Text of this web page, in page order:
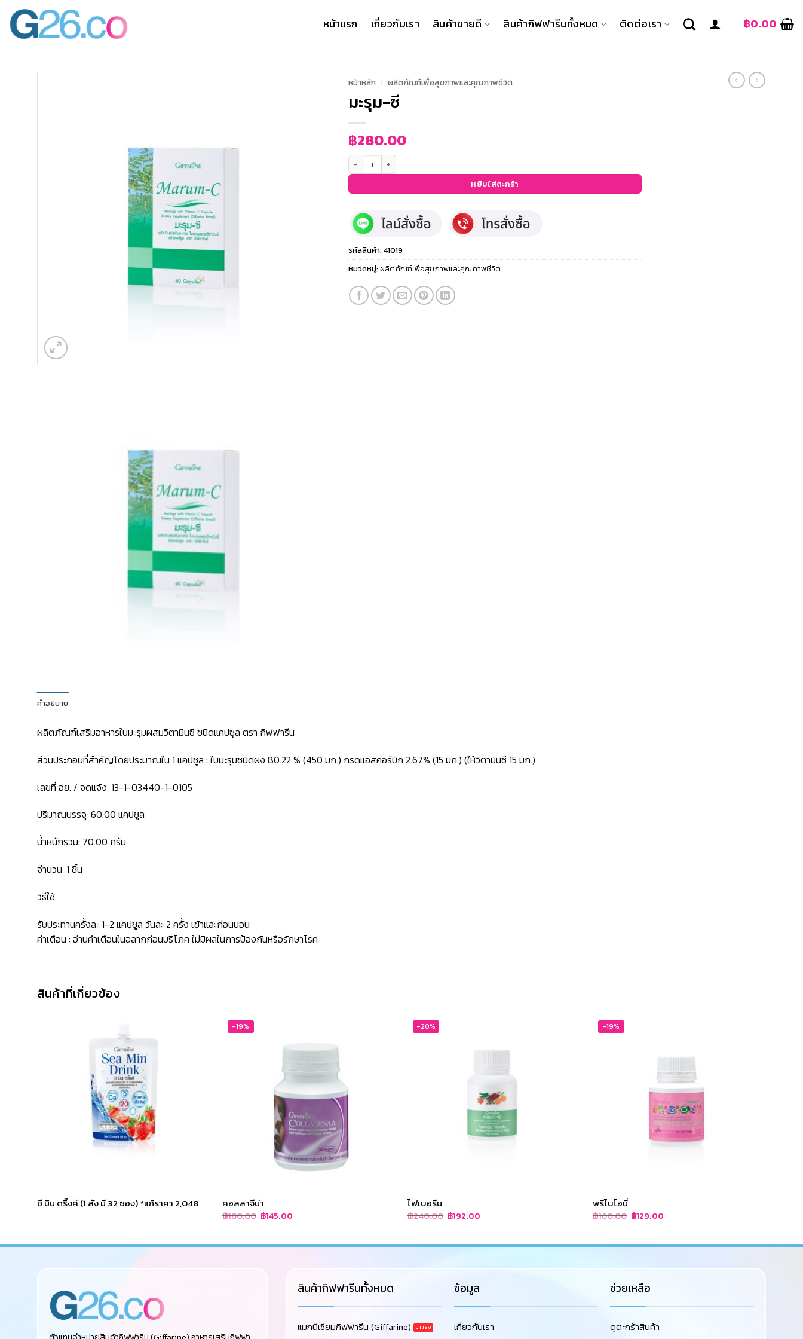
เนื้อหา
หน้าแรก เกี่ยวกับเรา สินค้าขายดี สินค้ากิฟฟารีนทั้งหมด ติดต่อเรา ฿0.00
หน้าหลัก / ผลิตภัณฑ์เพื่อสุขภาพและคุณภาพชีวิต
มะรุม-ซี
฿280.00
จำนวน มะรุม-ซี ชิ้น
หยิบใส่ตะกร้า
รหัสสินค้า:41019
หมวดหมู่:ผลิตภัณฑ์เพื่อสุขภาพและคุณภาพชีวิต
คำอธิบาย
ผลิตภัณฑ์เสริมอาหารใบมะรุมผสมวิตามินซี ชนิดแคปซูล ตรา กิฟฟารีน
ส่วนประกอบที่สำคัญโดยประมาณใน 1 แคปซูล : ใบมะรุมชนิดผง 80.22 % (450 มก.) กรดแอสคอร์บิก 2.67% (15 มก.) (ให้วิตามินซี 15 มก.)
เลขที่ อย. / จดแจ้ง: 13-1-03440-1-0105
ปริมาณบรรจุ: 60.00 แคปซูล
น้ำหนักรวม: 70.00 กรัม
จำนวน: 1 ชิ้น
วิธีใช้
รับประทานครั้งละ 1-2 แคปซูล วันละ 2 ครั้ง เช้าและก่อนนอน
คำเตือน : อ่านคำเตือนในฉลากก่อนบริโภค ใม่มิผลในการป้องกันหรือรักษาโรค
สินค้าที่เกี่ยวข้อง
ซี มิน ดริ๊งค์ (1 ลัง มี 32 ซอง) *แก้ราคา 2,048
-19%
คอลลาจีน่า
฿180.00 Original
price
฿145.00
-20%
ไฟเบอรีน
฿240.00 Original
price
฿192.00
-19%
พรีไบโอนี่
฿160.00 Original
price
฿129.00
สินค้ากิฟฟารีนทั้งหมด
แมกนีเซียมกิฟฟารีน (Giffarine)
ข้อมูล
เกี่ยวกับเรา
ช่วยเหลือ
ดูตะกร้าสินค้า